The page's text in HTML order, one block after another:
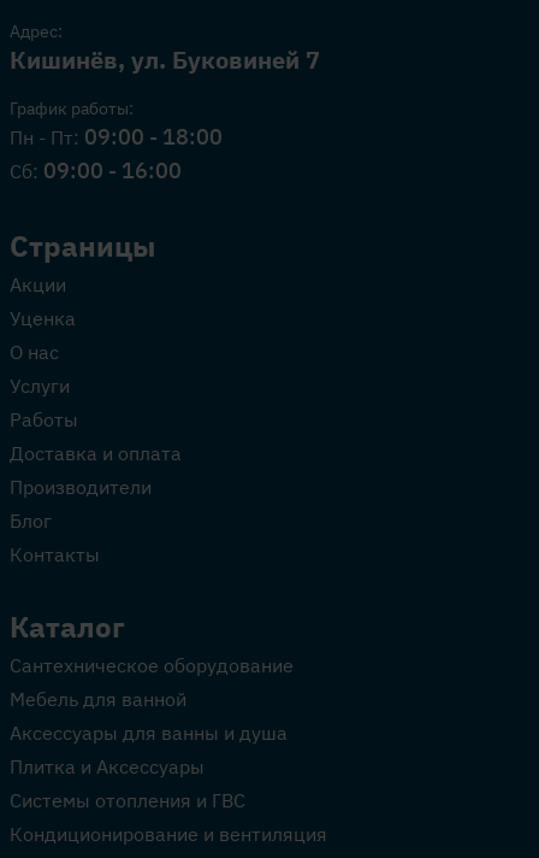
Адрес:
Кишинёв, ул. Буковиней 7
График работы:
Пн - Пт: 09:00 - 18:00
Сб: 09:00 - 16:00
Страницы
Акции
Уценка
О нас
Услуги
Работы
Доставка и оплата
Производители
Блог
Контакты
Каталог
Сантехническое оборудование
Мебель для ванной
Аксессуары для ванны и душа
Плитка и Аксессуары
Системы отопления и ГВС
Кондиционирование и вентиляция